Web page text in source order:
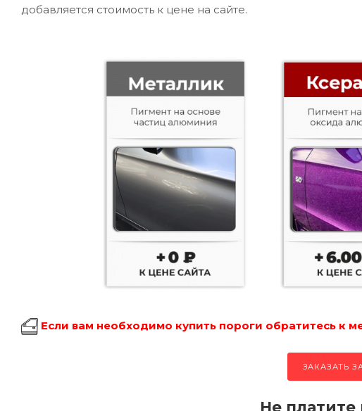
добавляется стоимость к цене на сайте.
Если вам необходимо купить пороги обратитесь к
ЗАКАЗАТЬ
Не платите